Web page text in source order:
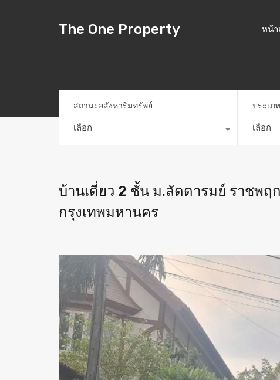
The One Property หน้า
สถานะอสังหาริมทรัพย์
เลือก
ประเภ
เลือก
บ้านเดี่ยว 2 ชั้น ม.ลัดดารมย์ ราชพ
กรุงเทพมหานคร